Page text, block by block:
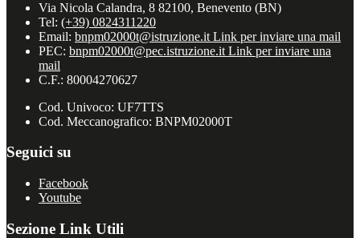
Via Nicola Calandra, 8 82100, Benevento (BN)
Tel: (+39) 0824311220
Email: bnpm02000t@istruzione.it Link per inviare una mail
PEC: bnpm02000t@pec.istruzione.it Link per inviare una
mail
C.F.: 80004270627
Cod. Univoco: UF7TTS
Cod. Meccanografico: BNPM02000T
Seguici su
Facebook
Youtube
Sezione Link Utili